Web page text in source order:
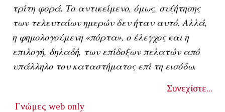
τρίτη φορά. Το αντικείμενο, όμως, συζήτησης
των τελευταίων ημερών δεν ήταν αυτό. Αλλά,
η φημολογούμενη «πόρτα», ο έλεγχος και η
επιλογή, δηλαδή, των επίδοξων πελατών από
υπάλληλο του καταστήματος επί τη εισόδω.
Συνεχίστε...
Γνώμες web only